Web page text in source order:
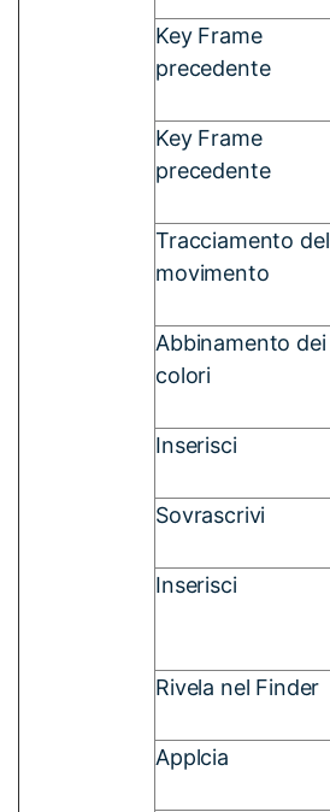
Key Frame
precedente
Key Frame
precedente
Tracciamento del
movimento
Abbinamento dei
colori
Inserisci
Sovrascrivi
Inserisci
Rivela nel Finder
Applcia